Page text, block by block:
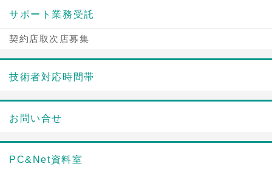
サポート業務受託
契約店取次店募集
技術者対応時間帯
お問い合せ
PC&Net資料室